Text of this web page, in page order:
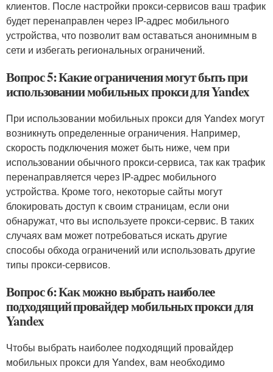
клиентов. После настройки прокси-сервисов ваш трафик
будет перенаправлен через IP-адрес мобильного
устройства, что позволит вам оставаться анонимным в
сети и избегать региональных ограничений.
Вопрос 5: Какие ограничения могут быть при
использовании мобильных прокси для Yandex
При использовании мобильных прокси для Yandex могут
возникнуть определенные ограничения. Например,
скорость подключения может быть ниже, чем при
использовании обычного прокси-сервиса, так как трафик
перенаправляется через IP-адрес мобильного
устройства. Кроме того, некоторые сайты могут
блокировать доступ к своим страницам, если они
обнаружат, что вы используете прокси-сервис. В таких
случаях вам может потребоваться искать другие
способы обхода ограничений или использовать другие
типы прокси-сервисов.
Вопрос 6: Как можно выбрать наиболее
подходящий провайдер мобильных прокси для
Yandex
Чтобы выбрать наиболее подходящий провайдер
мобильных прокси для Yandex, вам необходимо